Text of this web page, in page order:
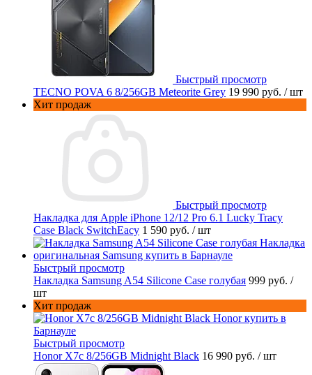
Быстрый просмотр
TECNO POVA 6 8/256GB Meteorite Grey 19 990 руб. / шт
Хит продаж
Быстрый просмотр
Накладка для Apple iPhone 12/12 Pro 6.1 Lucky Tracy
Case Black SwitchEacy 1 590 руб. / шт
Быстрый просмотр
Накладка Samsung A54 Silicone Case голубая 999 руб. /
шт
Хит продаж
Быстрый просмотр
Honor X7c 8/256GB Midnight Black 16 990 руб. / шт